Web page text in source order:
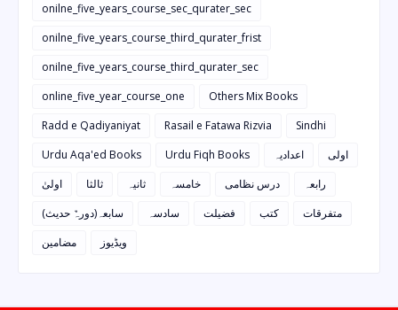
onilne_five_years_course_sec_qurater_sec
onilne_five_years_course_third_qurater_frist
onilne_five_years_course_third_qurater_sec
online_five_year_course_one
Others Mix Books
Radd e Qadiyaniyat
Rasail e Fatawa Rizvia
Sindhi
Urdu Aqa'ed Books
Urdu Fiqh Books اعدادیہ
اولی
اولیٰ
ثالثا ثانیہ خامسہ درس نظامی
رابعہ
سابعہ(دورہٌ حدیث)
سادسہ فضیلت کتب
متفرقات
مضامین
ویڈیوز